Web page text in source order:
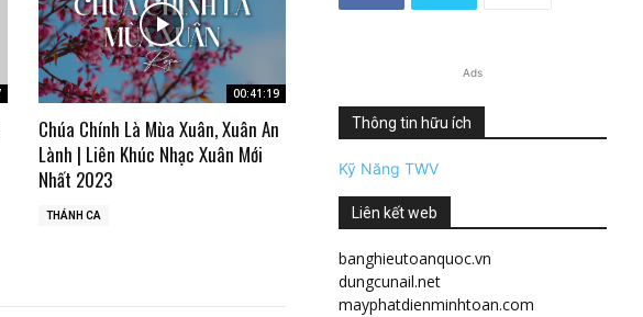
00:41:19
Chúa Chính Là Mùa Xuân, Xuân An
Lành | Liên Khúc Nhạc Xuân Mới
Nhất 2023
THÁNH CA
Ads
Thông tin hữu ích
Kỹ Năng TWV
Liên kết web
banghieutoanquoc.vn
dungcunail.net
mayphatdienminhtoan.com